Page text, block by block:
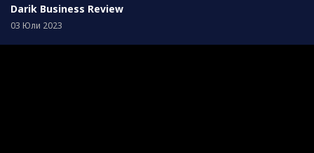
Darik Business Review
03 Юли 2023